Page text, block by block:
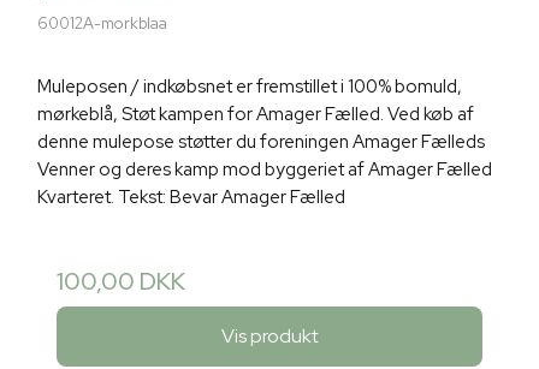
60012A-morkblaa
Muleposen / indkøbsnet er fremstillet i 100% bomuld,
mørkeblå, Støt kampen for Amager Fælled. Ved køb af
denne mulepose støtter du foreningen Amager Fælleds
Venner og deres kamp mod byggeriet af Amager Fælled
Kvarteret. Tekst: Bevar Amager Fælled
100,00 DKK
Vis produkt